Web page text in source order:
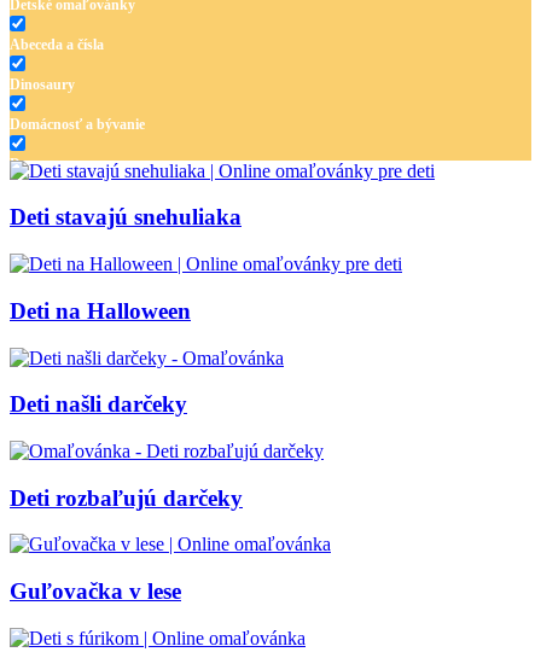
Detské omaľovánky
Abeceda a čísla
Dinosaury
Domácnosť a bývanie
Doprava
Kvety
Leto
Ľudia a cirkus
Mandaly
Šport
Valentín / láska
Deti stavajú snehuliaka
Deti na Halloween
Deti našli darčeky
Deti rozbaľujú darčeky
Guľovačka v lese